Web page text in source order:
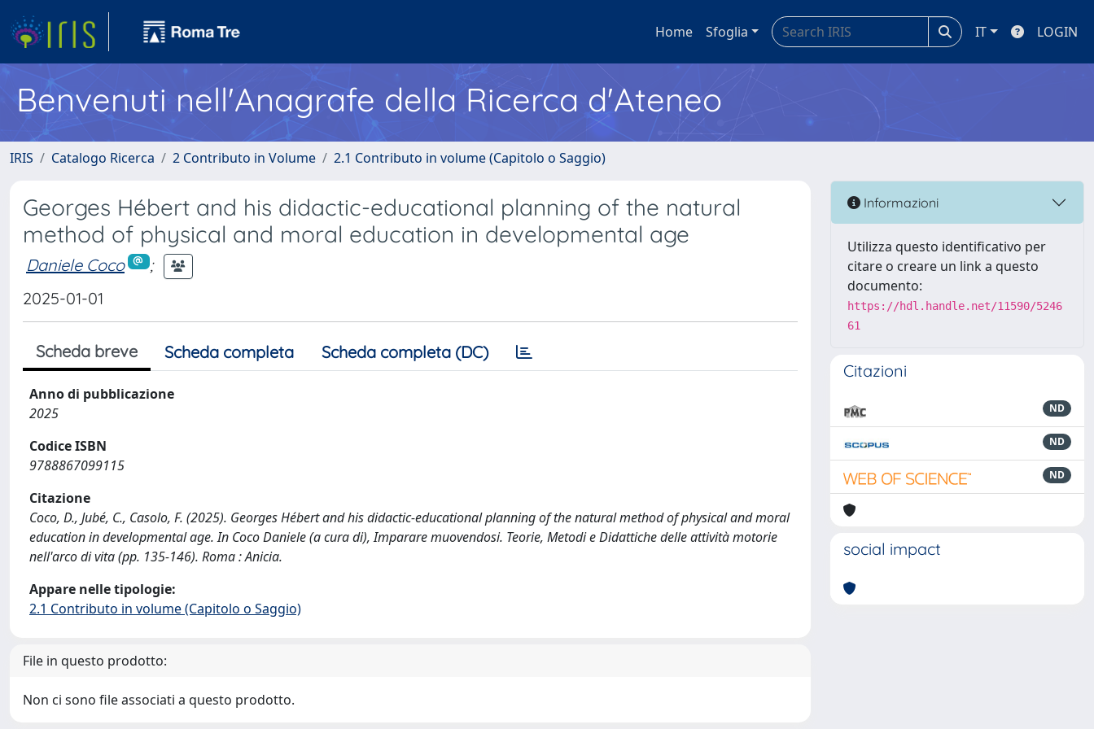
Home Sfoglia IT LOGIN
Benvenuti nell'Anagrafe della Ricerca d'Ateneo
IRIS Catalogo Ricerca 2 Contributo in Volume 2.1 Contributo in volume (Capitolo o Saggio)
Georges Hébert and his didactic-educational planning of the natural
method of physical and moral education in developmental age
Daniele Coco
;
2025-01-01
Scheda breve Scheda completa Scheda completa (DC)
Anno di pubblicazione
2025
Codice ISBN
9788867099115
Citazione
Coco, D., Jubé, C., Casolo, F. (2025). Georges Hébert and his didactic-educational planning of the natural method of physical and moral
education in developmental age. In Coco Daniele (a cura di), Imparare muovendosi. Teorie, Metodi e Didattiche delle attività motorie
nell'arco di vita (pp. 135-146). Roma : Anicia.
Appare nelle tipologie:
2.1 Contributo in volume (Capitolo o Saggio)
File in questo prodotto:
Non ci sono file associati a questo prodotto.
Informazioni
Utilizza questo identificativo per
citare o creare un link a questo
documento:
https://hdl.handle.net/11590/5246
61
Citazioni
ND
ND
ND
social impact